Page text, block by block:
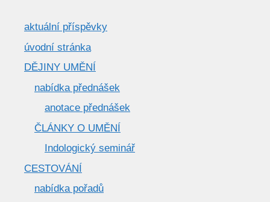
aktuální příspěvky
úvodní stránka
DĚJINY UMĚNÍ
nabídka přednášek
anotace přednášek
ČLÁNKY O UMĚNÍ
Indologický seminář
CESTOVÁNÍ
nabídka pořadů